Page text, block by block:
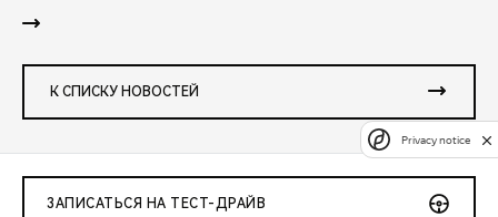
К СПИСКУ НОВОСТЕЙ
ЗАПИСАТЬСЯ НА ТЕСТ-ДРАЙВ
Privacy notice